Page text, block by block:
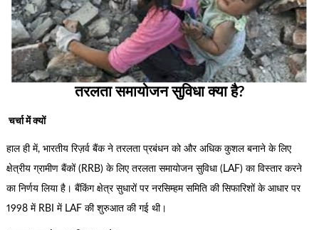
तरलता समायोजन सुविधा क्या है?
चर्चा में क्यों
हाल ही में, भारतीय रिज़र्व बैंक ने तरलता प्रबंधन को और अधिक कुशल बनाने के लिए
क्षेत्रीय ग्रामीण बैंकों (RRB) के लिए तरलता समायोजन सुविधा (LAF) का विस्तार करने
का निर्णय लिया है। बैंकिंग क्षेत्र सुधारों पर नरसिम्हम समिति की सिफारिशों के आधार पर
1998 में RBI में LAF की शुरुआत की गई थी।